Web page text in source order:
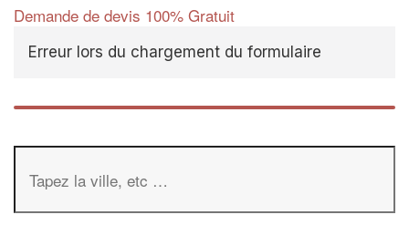
Demande de devis 100% Gratuit
Erreur lors du chargement du formulaire